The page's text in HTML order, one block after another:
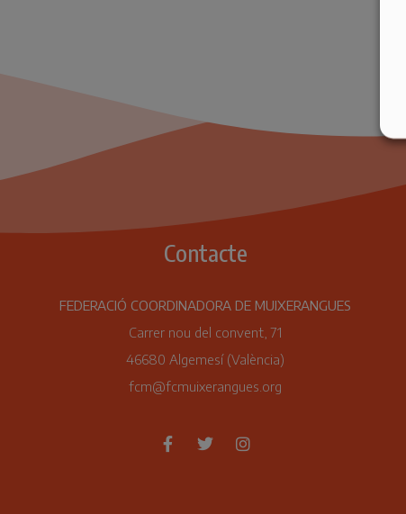
Contacte
FEDERACIÓ COORDINADORA DE MUIXERANGUES
Carrer nou del convent, 71
46680 Algemesí (València)
fcm@fcmuixerangues.org